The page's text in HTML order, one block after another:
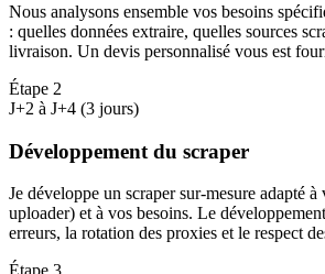
Nous analysons ensemble vos besoins
: quelles données extraire, quelles sources
livraison. Un devis personnalisé vous est
Étape 2
J+2 à J+4 (3 jours)
Développement du scraper
Je développe un scraper sur-mesure adapté
uploader) et à vos besoins. Le
erreurs, la rotation des proxies et le respect